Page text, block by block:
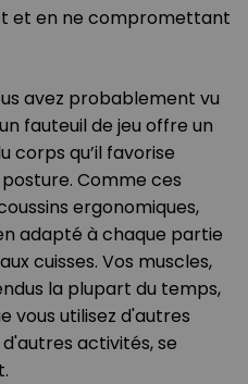
et en ne compromettant
avez probablement vu
fauteuil de jeu offre un
corps qu’il favorise
Comme ces
ergonomiques,
adapté à chaque partie
cuisses. Vos muscles,
la plupart du temps,
vous utilisez d'autres
activités, se